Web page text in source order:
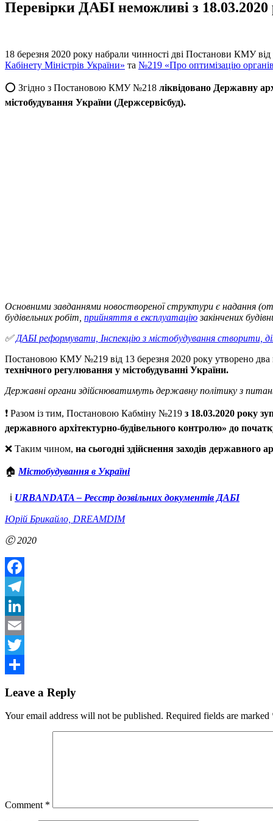
Перевірки ДАБІ неможливі з 18.03.2020
18 березня 2020 року набрали чинності дві Постанови КМУ
Кабінету Міністрів України» та №219 «Про оптимізацію
⭕️ Згідно з Постановою КМУ №218 ліквідовано Державну
містобудування України (Держсервісбуд).
Основними завданнями новоствореної структури є надання
будівельних робіт, прийняття в експлуатаціюзакінчених
✅ДАБІ реформувати, Інспекцію з містобудування створити,
Постановою КМУ №219 від 13 березня 2020 року утворено два
технічного регулювання у містобудуванні України.
Державні органи здійснюватимуть державну політику з
❗️ Разом із тим, Постановою Кабміну №219 з 18.03.2020 року
державного архітектурно-будівельного контролю» до
❌ Таким чином, на сьогодні здійснення заходів
🏠 Містобудування в Україні
ℹ️ URBANDATA – Реєстр дозвільних документів ДАБІ
Юрій Брикайло, DREAMDIM
Ⓒ 2020
Facebook
Telegram
LinkedIn
Email
Twitter
Leave a Reply
Your email address will not be published. Required fields are marked
Comment *